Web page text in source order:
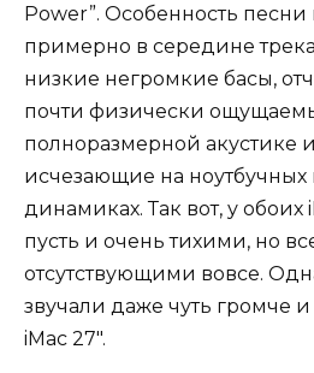
Power”. Особенность песни
примерно в середине
низкие негромкие басы,
почти физически
полноразмерной акустике
исчезающие на
динамиках. Так вот, у обоих
пусть и очень тихими, но
отсутствующими вовсе.
звучали даже чуть громче и
iMac 27″.